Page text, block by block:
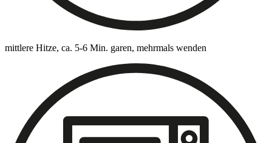
mittlere Hitze, ca. 5-6 Min. garen, mehrmals wenden